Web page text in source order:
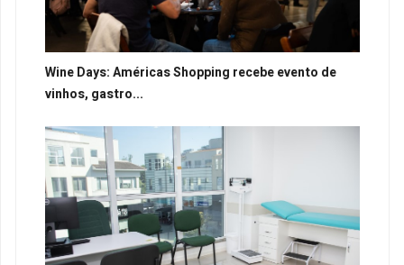
Wine Days: Américas Shopping recebe evento de
vinhos, gastro...